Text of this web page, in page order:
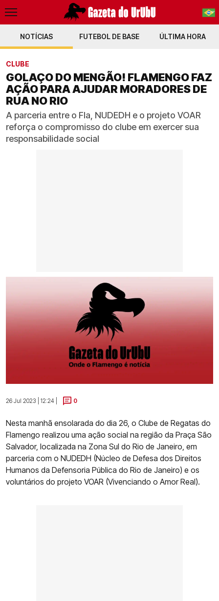
PT-BR
NOTÍCIAS FUTEBOL DE BASE ÚLTIMA HORA
CLUBE
GOLAÇO DO MENGÃO! FLAMENGO FAZ
AÇÃO PARA AJUDAR MORADORES DE
RUA NO RIO
A parceria entre o Fla, NUDEDH e o projeto VOAR
reforça o compromisso do clube em exercer sua
responsabilidade social
26 Jul 2023 | 12:24 | 0
Nesta manhã ensolarada do dia 26, o Clube de Regatas do
Flamengo realizou uma ação social na região da Praça São
Salvador, localizada na Zona Sul do Rio de Janeiro, em
parceria com o NUDEDH (Núcleo de Defesa dos Direitos
Humanos da Defensoria Pública do Rio de Janeiro) e os
voluntários do projeto VOAR (Vivenciando o Amor Real).